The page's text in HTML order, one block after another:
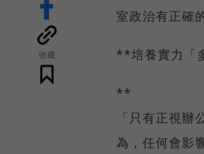
收藏
室政治有正確
**培養實力「
**
「只有正視
為，任何會影